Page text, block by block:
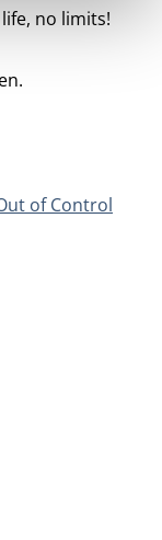
no limits!
of Control